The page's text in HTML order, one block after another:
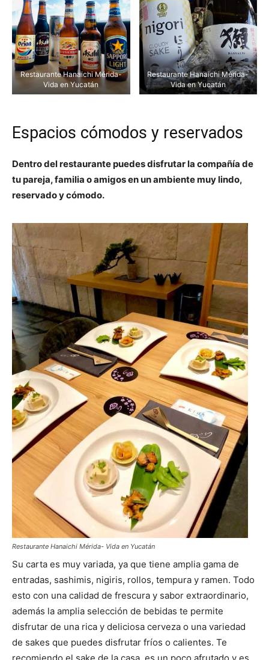
Restaurante Hanaichi Mérida-
Vida en Yucatán
Restaurante Hanaichi Mérida-
Vida en Yucatán
Espacios cómodos y reservados
Dentro del restaurante puedes disfrutar la compañía de
tu pareja, familia o amigos en un ambiente muy lindo,
reservado y cómodo.
Restaurante Hanaichi Mérida- Vida en Yucatán
Su carta es muy variada, ya que tiene amplia gama de
entradas, sashimis, nigiris, rollos, tempura y ramen. Todo
esto con una calidad de frescura y sabor extraordinario,
además la amplia selección de bebidas te permite
disfrutar de una rica y deliciosa cerveza o una variedad
de sakes que puedes disfrutar fríos o calientes. Te